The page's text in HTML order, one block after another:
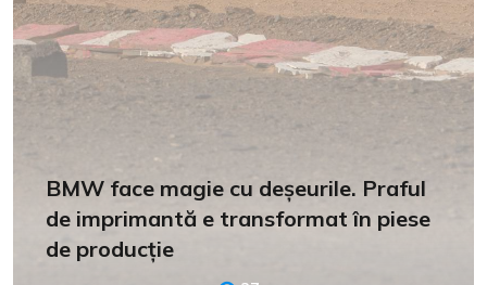
BMW face magie cu deșeurile. Praful
de imprimantă e transformat în piese
de producție